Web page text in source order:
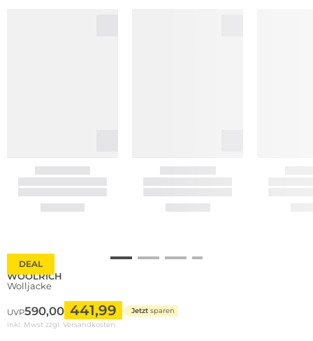
DEAL
WOOLRICH
Wolljacke
UVP590,00 441,99 Jetzt sparen
inkl. Mwst zzgl. Versandkosten